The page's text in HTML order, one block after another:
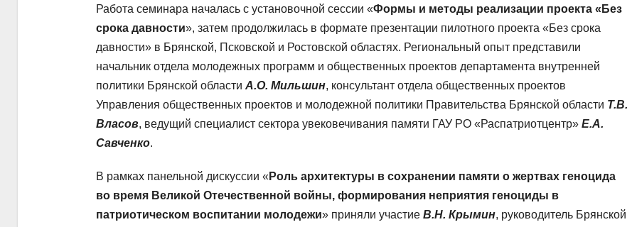
Работа семинара началась с установочной сессии «Формы и методы реализации проекта «Без
срока давности», затем продолжилась в формате презентации пилотного проекта «Без срока
давности» в Брянской, Псковской и Ростовской областях. Региональный опыт представили
начальник отдела молодежных программ и общественных проектов департамента внутренней
политики Брянской области А.О. Мильшин, консультант отдела общественных проектов
Управления общественных проектов и молодежной политики Правительства Брянской области Т.В.
Власов, ведущий специалист сектора увековечивания памяти ГАУ РО «Распатриотцентр» Е.А.
Савченко.
В рамках панельной дискуссии « Роль архитектуры в сохранении памяти о жертвах геноцида
во время Великой Отечественной войны, формирования неприятия геноциды в
патриотическом воспитании молодежи» приняли участие В.Н. Крымин, руководитель Брянской